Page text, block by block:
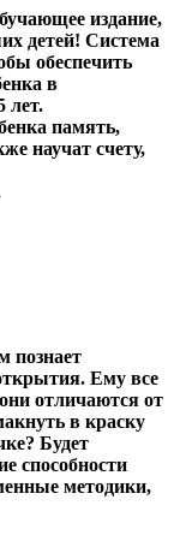
издание,
детей! Система
обеспечить
в
лет.
память,
научат счету,
познает
Ему все
отличаются от
в краску
Будет
способности
методики,